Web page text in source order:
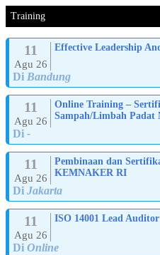
Training
11
Agu 26
Effective Leadership
Di Bandung
11
Agu 26
Online Training –
Sampah/Limbah Padat
Di -
11
Agu 26
Pembinaan dan
KEMNAKER RI
Di Jakarta
11
Agu 26
ISO 14001 Lead Auditor
Di Online